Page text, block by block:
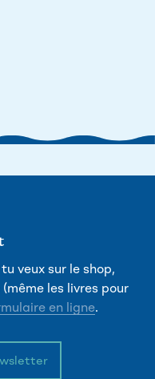
veux sur le shop,
les livres pour
en ligne.